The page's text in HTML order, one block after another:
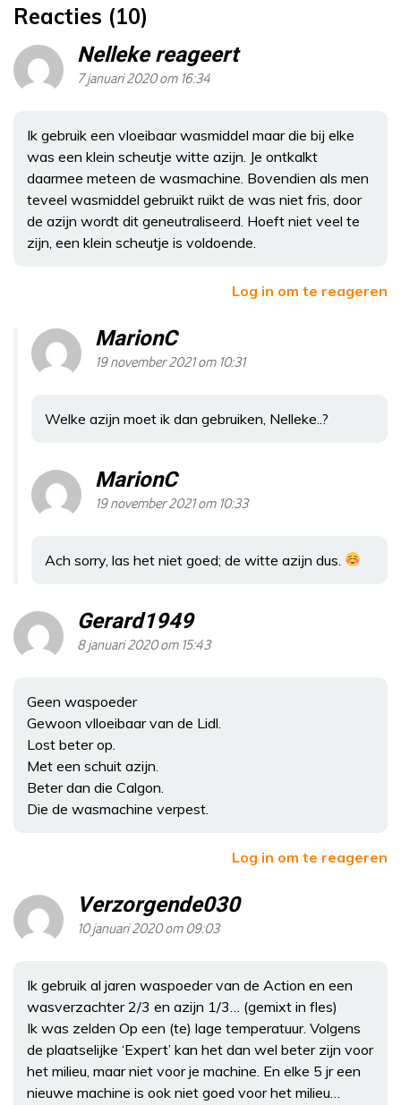
Reacties (10)
Nelleke reageert
7 januari 2020 om 16:34
Ik gebruik een vloeibaar wasmiddel maar die bij elke
was een klein scheutje witte azijn. Je ontkalkt
daarmee meteen de wasmachine. Bovendien als men
teveel wasmiddel gebruikt ruikt de was niet fris, door
de azijn wordt dit geneutraliseerd. Hoeft niet veel te
zijn, een klein scheutje is voldoende.
Log in om te reageren
MarionC
19 november 2021 om 10:31
Welke azijn moet ik dan gebruiken, Nelleke..?
MarionC
19 november 2021 om 10:33
Ach sorry, las het niet goed; de witte azijn dus.
Gerard1949
8 januari 2020 om 15:43
Geen waspoeder
Gewoon vlloeibaar van de Lidl.
Lost beter op.
Met een schuit azijn.
Beter dan die Calgon.
Die de wasmachine verpest.
Log in om te reageren
Verzorgende030
10 januari 2020 om 09:03
Ik gebruik al jaren waspoeder van de Action en een
wasverzachter 2/3 en azijn 1/3… (gemixt in fles)
Ik was zelden Op een (te) lage temperatuur. Volgens
de plaatselijke ‘Expert’ kan het dan wel beter zijn voor
het milieu, maar niet voor je machine. En elke 5 jr een
nieuwe machine is ook niet goed voor het milieu…